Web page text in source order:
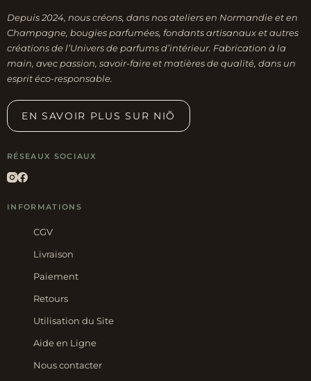
Depuis 2024, nous créons, dans nos ateliers en Normandie et en
Champagne, bougies parfumées, fondants artisanaux et autres
créations de l’Univers de parfums d’intérieur. Fabrication à la
main, avec passion, savoir-faire et matières de qualité, dans un
esprit éco-responsable.
EN SAVOIR PLUS SUR NIÕ
RÉSEAUX SOCIAUX
INFORMATIONS
CGV
Livraison
Paiement
Retours
Utilisation du Site
Aide en Ligne
Nous contacter